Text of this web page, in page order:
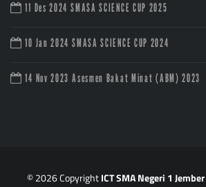
11 Des 2024 SMASA SCIENCE CUP 2025
10 Jan 2024 SMASA SCIENCE CUP 2024
14 Nov 2023 Asesmen Bakat Minat (ABM) 2023
© 2026 CopyrightICT SMA Negeri 1 Jember